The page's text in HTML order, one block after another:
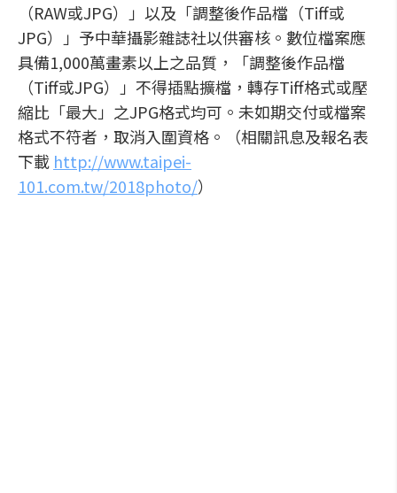
（RAW或JPG）」以及「調整後作品檔（Tiff或
JPG）」予中華攝影雜誌社以供審核。數位檔案應
具備1,000萬畫素以上之品質，「調整後作品檔
（Tiff或JPG）」不得插點擴檔，轉存Tiff格式或壓
縮比「最大」之JPG格式均可。未如期交付或檔案
格式不符者，取消入圍資格。（相關訊息及報名表
下載 http://www.taipei-
101.com.tw/2018photo/）